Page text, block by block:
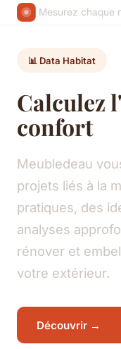
Mesurez chaque
📊 Data Habitat
Calculez l'
confort
Meubledeau
projets liés à la
pratiques, des
analyses
rénover et
votre extérieur.
Découvrir →